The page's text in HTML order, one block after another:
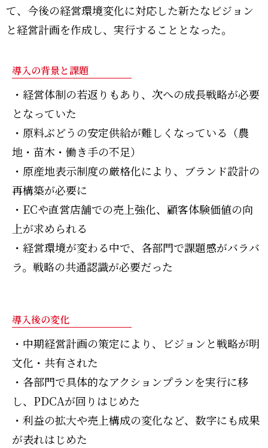
て、今後の経営環境変化に対応した新たなビジョン
と経営計画を作成し、実行することとなった。
導入の背景と課題
・経営体制の若返りもあり、次への成長戦略が必要
となっていた
・原料ぶどうの安定供給が難しくなっている（農
地・苗木・働き手の不足）
・原産地表示制度の厳格化により、ブランド設計の
再構築が必要に
・ECや直営店舗での売上強化、顧客体験価値の向
上が求められる
・経営環境が変わる中で、各部門で課題感がバラバ
ラ。戦略の共通認識が必要だった
導入後の変化
・中期経営計画の策定により、ビジョンと戦略が明
文化・共有された
・各部門で具体的なアクションプランを実行に移
し、PDCAが回りはじめた
・利益の拡大や売上構成の変化など、数字にも成果
が表れはじめた